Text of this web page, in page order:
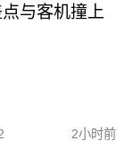
与客机撞上
2小时前